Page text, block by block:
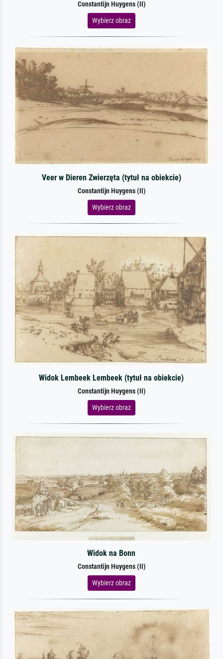
Constantijn Huygens (II)
Wybierz obraz
Veer w Dieren Zwierzęta (tytuł na obiekcie)
Constantijn Huygens (II)
Wybierz obraz
Widok Lembeek Lembeek (tytuł na obiekcie)
Constantijn Huygens (II)
Wybierz obraz
Widok na Bonn
Constantijn Huygens (II)
Wybierz obraz